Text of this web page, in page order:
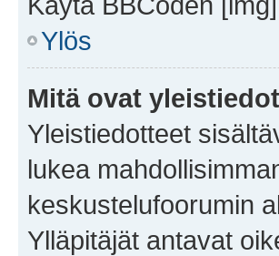
Ylös
Mitä ovat
Yleistiedotteet
lukea
keskustelufoorumin
Ylläpitäjät antavat